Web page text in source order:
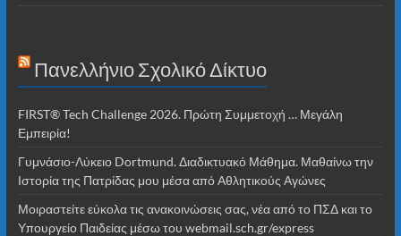
Πανελλήνιο Σχολικό Δίκτυο
FIRST® Tech Challenge 2026. Πρώτη Συμμετοχή … Μεγάλη
Εμπειρία!
Γυμνάσιο-Λύκειο Dortmund. Διαδικτυακό Μάθημα. Μαθαίνω την
Ιστορία της Πατρίδας μου μέσα από Αθλητικούς Αγώνες
Μοιραστείτε εύκολα τις ανακοινώσεις σας, νέα από το ΠΣΔ και το
Υπουργείο Παιδείας μέσω του webmail.sch.gr/express